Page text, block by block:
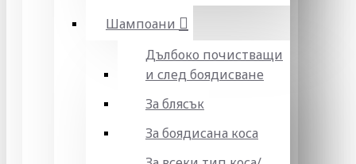
Шампоани
Дълбоко почистващи
и след боядисване
За блясък
За боядисана коса